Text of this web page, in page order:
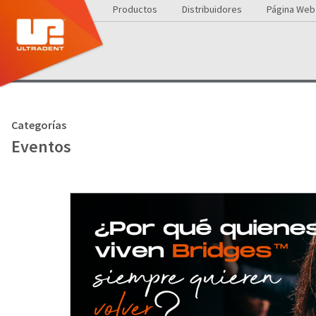
Productos Distribuidores Página Web
Categorías
Eventos